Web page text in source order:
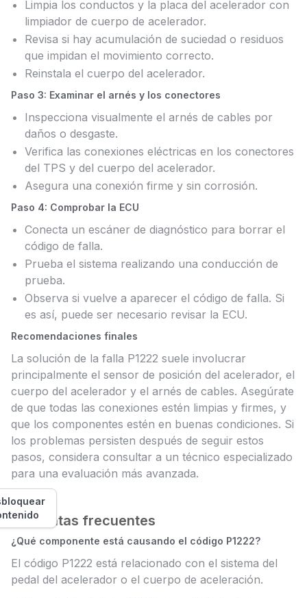
Limpia los conductos y la placa del acelerador con
limpiador de cuerpo de acelerador.
Revisa si hay acumulación de suciedad o residuos
que impidan el movimiento correcto.
Reinstala el cuerpo del acelerador.
Paso 3: Examinar el arnés y los conectores
Inspecciona visualmente el arnés de cables por
daños o desgaste.
Verifica las conexiones eléctricas en los conectores
del TPS y del cuerpo del acelerador.
Asegura una conexión firme y sin corrosión.
Paso 4: Comprobar la ECU
Conecta un escáner de diagnóstico para borrar el
código de falla.
Prueba el sistema realizando una conducción de
prueba.
Observa si vuelve a aparecer el código de falla. Si
es así, puede ser necesario revisar la ECU.
Recomendaciones finales
La solución de la falla P1222 suele involucrar
principalmente el sensor de posición del acelerador, el
cuerpo del acelerador y el arnés de cables. Asegúrate
de que todas las conexiones estén limpias y firmes, y
que los componentes estén en buenas condiciones. Si
los problemas persisten después de seguir estos
pasos, considera consultar a un técnico especializado
para una evaluación más avanzada.
Preguntas frecuentes
¿Qué componente está causando el código P1222?
El código P1222 está relacionado con el sistema del
pedal del acelerador o el cuerpo de aceleración.